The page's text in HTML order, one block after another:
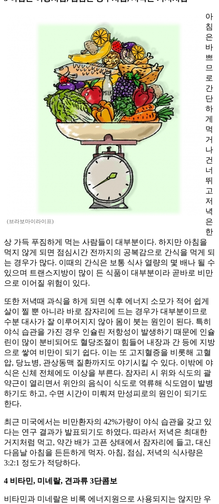
(브라보마이라이프)
아
침
은
바
쁘
므
로
간
단
하
게
먹
거
나
건
너
뛰
고
저
녁
은
한
상 가득 푸짐하게 먹는 사람들이 대부분이다. 하지만 아침을
먹지 않게 되면 점심시간 전까지의 공복감으로 간식을 먹게 되
는 경우가 많다. 이때의 간식은 보통 식사 열량의 몇 배나 될 수
있으며 트랜스지방이 많이 든 식품이 대부분이라 곧바로 비만
으로 이어질 위험이 있다.
또한 저녁때 과식을 하게 되면 식후 에너지 소모가 적어 쉽게
살이 찔 뿐 아니라 바로 잠자리에 드는 경우가 대부분이므로
수분 대사가 잘 이루어지지 않아 몸이 붓는 원인이 된다. 특히
야식 습관을 가진 경우 인슐린 저항성이 발생하기 때문에 인슐
린이 많이 분비되어도 혈당조절이 힘들어 내장과 간 등에 지방
으로 쌓여 비만이 되기 쉽다. 이는 또 고지혈증을 비롯해 고혈
압, 당뇨병, 관상동맥 질환까지도 야기시킬 수 있다. 이밖에 야
식은 신체 전체에도 이상을 부른다. 잠자리 시 위와 식도의 괄
약근이 열리면서 위안의 음식이 식도로 역류해 식도염이 발병
하기도 하고, 수면 시간이 미뤄져 만성피로의 원인이 되기도
한다.
최근 미국에서는 비만환자의 42%가량이 야식 습관을 갖고 있
다는 연구 결과가 발표되기도 하였다. 따라서 저녁은 최대한
거지처럼 먹고, 약간 배가 고픈 상태에서 잠자리에 들고, 대신
다음날 아침을 든든하게 먹자. 아침, 점심, 저녁의 식사량은
3:2:1 정도가 적당하다.
4 비타민, 미네랄, 견과류 3단콤보
비타민과 미네랄은 비록 에너지원으로 사용되지는 않지만 우